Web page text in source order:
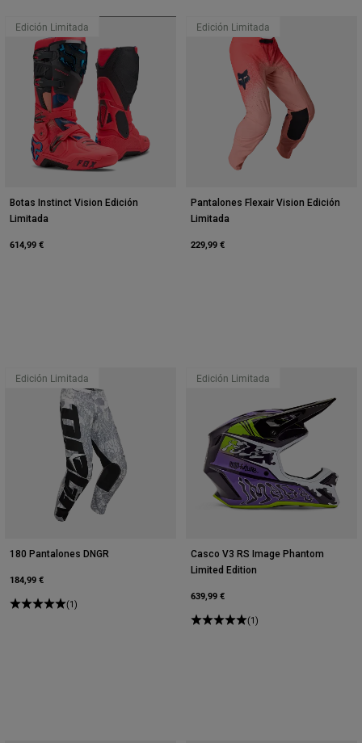
Edición Limitada
Botas Instinct Vision Edición
Limitada
614,99 €
Edición Limitada
Pantalones Flexair Vision Edición
Limitada
229,99 €
Edición Limitada
180 Pantalones DNGR
184,99 €
(1)
Edición Limitada
Casco V3 RS Image Phantom
Limited Edition
639,99 €
(1)